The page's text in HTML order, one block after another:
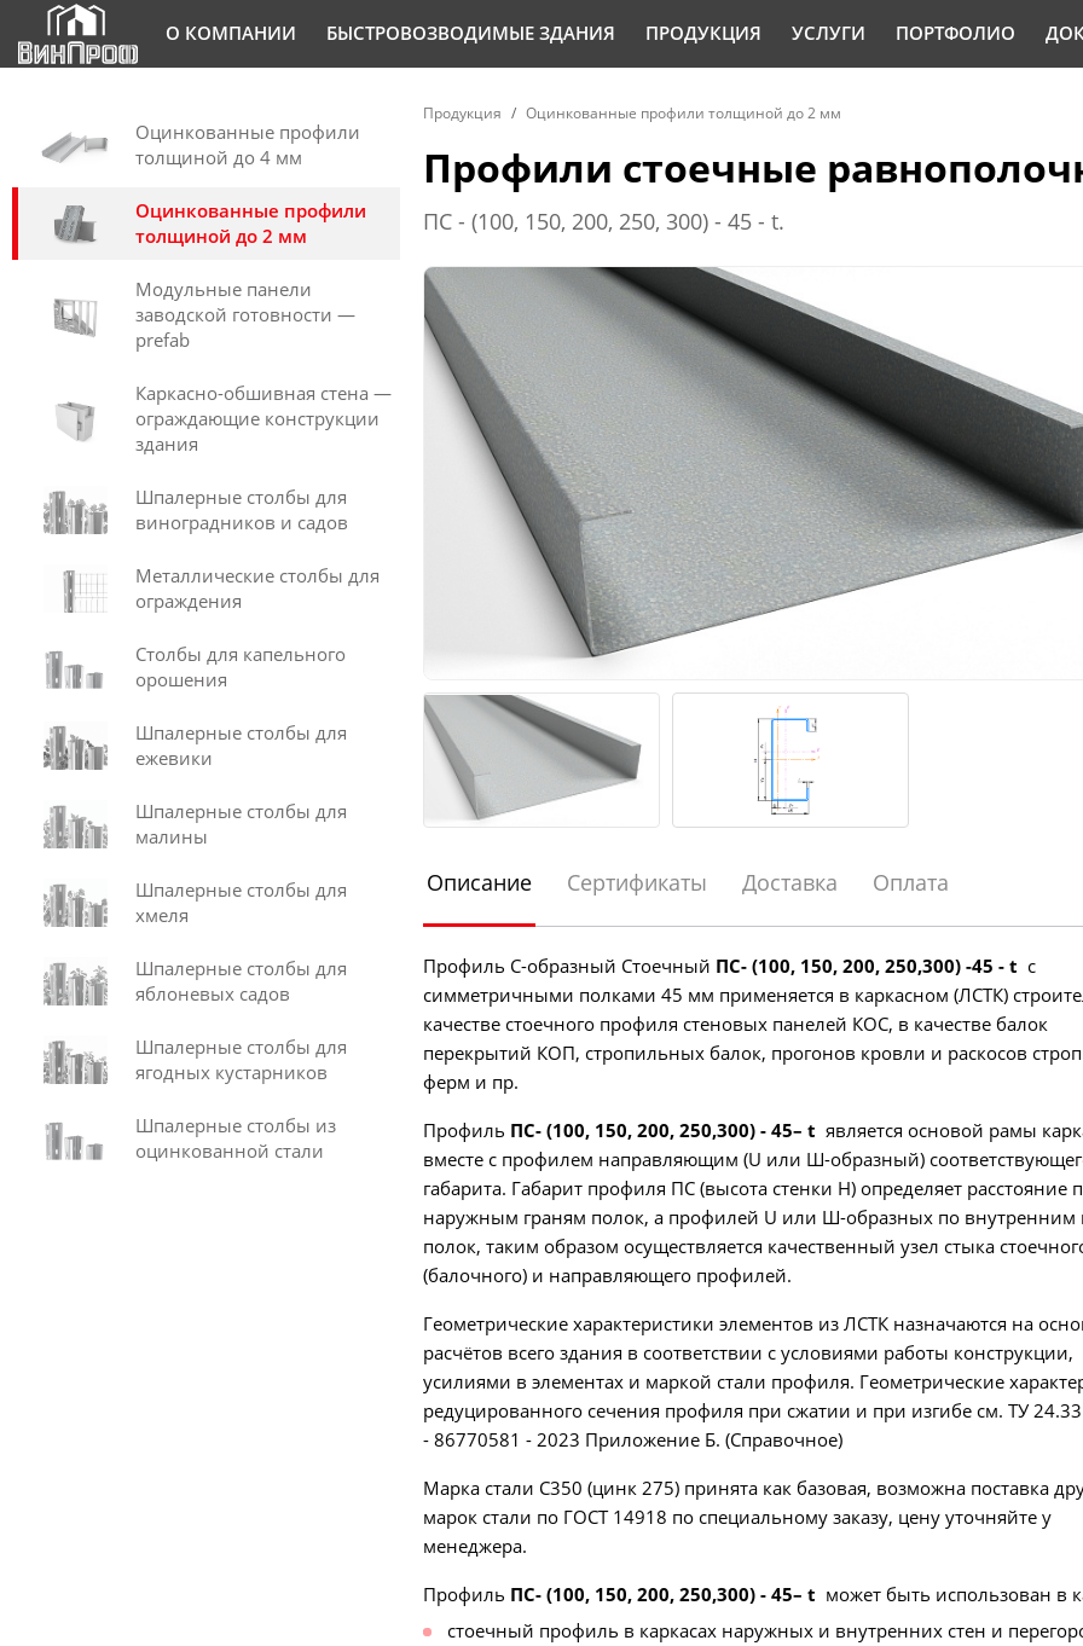
О КОМПАНИИ БЫСТРОВОЗВОДИМЫЕ ЗДАНИЯ ПРОДУКЦИЯ УСЛУГИ ПОРТФОЛИО
Оцинкованные профили
толщиной до 4 мм
Оцинкованные профили
толщиной до 2 мм
Модульные панели
заводской готовности —
prefab
Каркасно-обшивная стена —
ограждающие конструкции
здания
Шпалерные столбы для
виноградников и садов
Металлические столбы для
ограждения
Столбы для капельного
орошения
Шпалерные столбы для
ежевики
Шпалерные столбы для
малины
Шпалерные столбы для
хмеля
Шпалерные столбы для
яблоневых садов
Шпалерные столбы для
ягодных кустарников
Шпалерные столбы из
оцинкованной стали
Продукция Оцинкованные профили толщиной до 2 мм
Профили стоечные
ПС - (100, 150, 200, 250, 300) - 45 - t.
Описание Сертификаты Доставка Оплата
Профиль С-образный Стоечный ПС- (100, 150, 200, 250,300) -45 - t с
симметричными полками 45 мм применяется в каркасном (ЛСТК)
качестве стоечного профиля стеновых панелей КОС, в качестве балок
перекрытий КОП, стропильных балок, прогонов кровли и раскосов
ферм и пр.
Профиль ПС- (100, 150, 200, 250,300) - 45– t является основой рамы
вместе с профилем направляющим (U или Ш-образный)
габарита. Габарит профиля ПС (высота стенки Н) определяет расстояние
наружным граням полок, а профилей U или Ш-образных по внутренним
полок, таким образом осуществляется качественный узел стыка
(балочного) и направляющего профилей.
Геометрические характеристики элементов из ЛСТК назначаются на
расчётов всего здания в соответствии с условиями работы конструкции,
усилиями в элементах и маркой стали профиля. Геометрические
редуцированного сечения профиля при сжатии и при изгибе см. ТУ
- 86770581 - 2023 Приложение Б. (Справочное)
Марка стали С350 (цинк 275) принята как базовая, возможна поставка
марок стали по ГОСТ 14918 по специальному заказу, цену уточняйте у
менеджера.
Профиль ПС- (100, 150, 200, 250,300) - 45– t может быть использован в
стоечный профиль в каркасах наружных и внутренних стен и